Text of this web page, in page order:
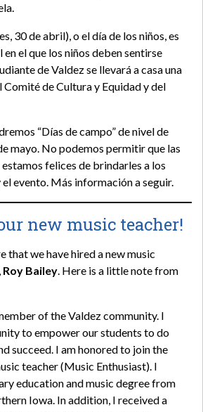
30 de abril), o el día de los niños, es
el que los niños deben sentirse
de Valdez se llevará a casa una
de Cultura y Equidad y del
“Días de campo” de nivel de
mayo. No podemos permitir que las
felices de brindarles a los
evento. Más información a seguir.
new music teacher!
that we have hired a new music
Roy Bailey. Here is a little note from
of the Valdez community. I
to empower our students to do
succeed. I am honored to join the
teacher (Music Enthusiast). I
education and music degree from
Iowa. In addition, I received a